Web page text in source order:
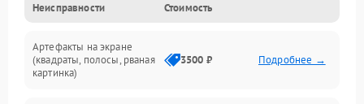
Перегрев и термопроблемы
Видео
Неисправности Стоимость
Артефакты на экране
(квадраты, полосы, рваная
картинка)
3500 ₽ Подробнее →